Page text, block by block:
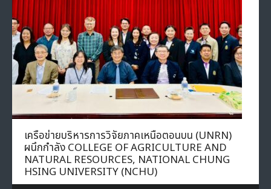
เครือข่ายบริหารการวิจัยภาคเหนือตอนบน (UNRN)
ผนึกกำลัง COLLEGE OF AGRICULTURE AND
NATURAL RESOURCES, NATIONAL CHUNG
HSING UNIVERSITY (NCHU)